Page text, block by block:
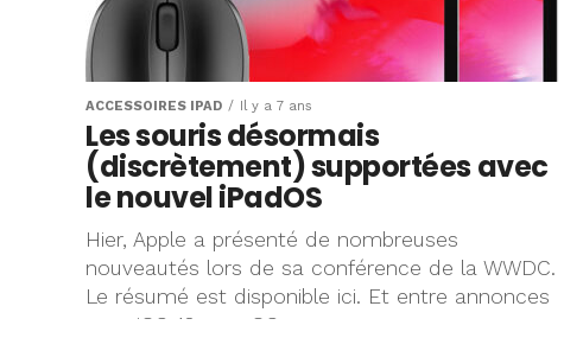
ACCESSOIRES IPAD Il y a 7 ans
Les souris désormais
(discrètement) supportées avec
le nouvel iPadOS
Hier, Apple a présenté de nombreuses
nouveautés lors de sa conférence de la WWDC.
Le résumé est disponible ici. Et entre annonces
pour iOS 13, macOS...